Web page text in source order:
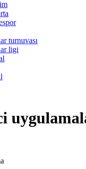
turnuvası
ligi